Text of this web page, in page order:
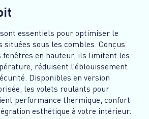
essentiels pour optimiser le
situées sous les combles. Conçus
fenêtres en hauteur, ils limitent les
réduisent l’éblouissement
Disponibles en version
les volets roulants pour
performance thermique, confort
esthétique à votre intérieur.